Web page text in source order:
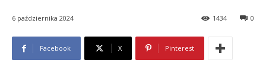
6 października 2024 0
1434
Facebook X Pinterest